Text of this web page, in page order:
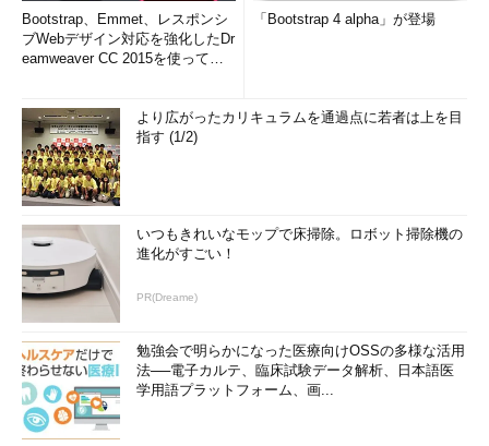
Bootstrap、Emmet、レスポンシ
ブWebデザイン対応を強化したDr
eamweaver CC 2015を使って
「Bootstrap 4 alpha」が登場
より広がったカリキュラムを通過点に若者は上を目
指す (1/2)
いつもきれいなモップで床掃除。ロボット掃除機の
進化がすごい！
PR(Dreame)
勉強会で明らかになった医療向けOSSの多様な活用
法──電子カルテ、臨床試験データ解析、日本語医
学用語プラットフォーム、画...